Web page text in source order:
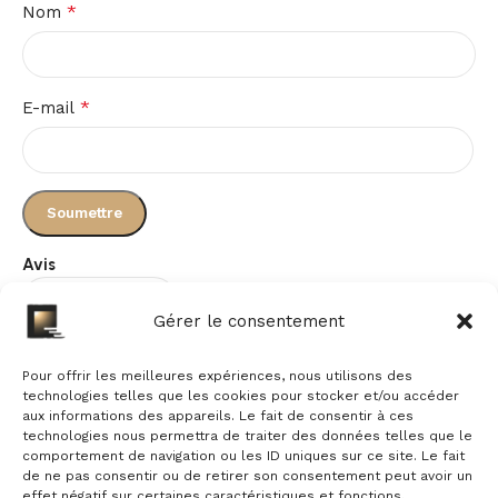
Gérer le consentement
Pour offrir les meilleures expériences, nous utilisons des
technologies telles que les cookies pour stocker et/ou accéder
aux informations des appareils. Le fait de consentir à ces
technologies nous permettra de traiter des données telles que le
comportement de navigation ou les ID uniques sur ce site. Le fait
de ne pas consentir ou de retirer son consentement peut avoir un
Avis
Nom *
E-mail *